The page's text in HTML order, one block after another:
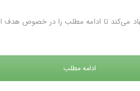
می‌کند تا ادامه مطلب را در خصوص هدف
ادامه مطلب